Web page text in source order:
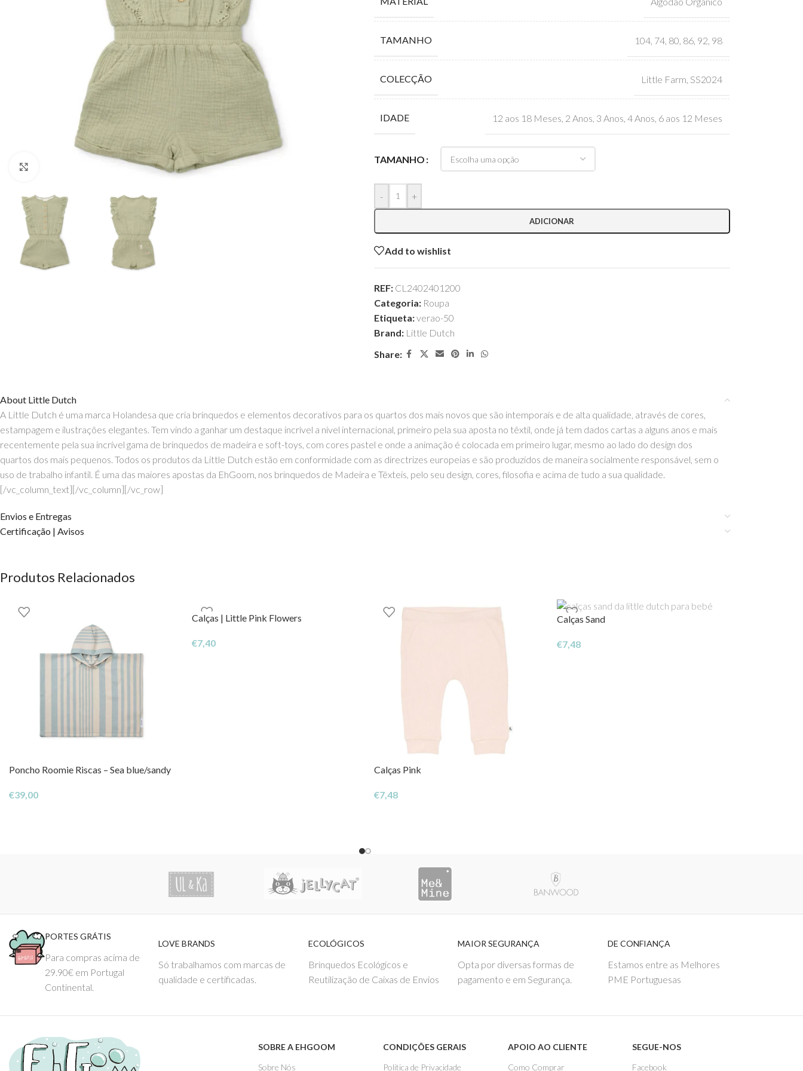
TAMANHO 104, 74, 80 86, 92 98
COLECÇÃO Little Farm SS2024
IDADE 12 aos 18 Meses 2 Anos 3 Anos 4 Anos 6 aos 12 Meses
TAMANHO
- +
ADICIONAR
Add to wishlist
REF: CL2402401200
Categoria: Roupa
Etiqueta:verao-50
Brand: Little Dutch
Share:
About Little Dutch
A Little Dutch é uma marca Holandesa que cria brinquedos e elementos decorativos para os quartos dos mais novos que são intemporais e de alta qualidade, através de cores,
estampagem e ilustrações elegantes. Tem vindo a ganhar um destaque incrível a nível internacional, primeiro pela sua aposta no têxtil, onde já tem dados cartas a alguns anos e mais
recentemente pela sua incrível gama de brinquedos de madeira e soft-toys, com cores pastel e onde a animação é colocada em primeiro lugar, mesmo ao lado do design dos
quartos dos mais pequenos. Todos os produtos da Little Dutch estão em conformidade com as directrizes europeias e são produzidos de maneira socialmente responsável, sem o
uso de trabalho infantil. É uma das maiores apostas da EhGoom, nos brinquedos de Madeira e Têxteis, pelo seu design, cores, filosofia e acima de tudo a sua qualidade.
[/vc_column_text][/vc_column][/vc_row]
Envios e Entregas
Certificação | Avisos
Produtos Relacionados
Poncho Roomie Riscas – Sea blue/sandy
€39,00
Calças | Little Pink Flowers
€7,40
Calças Pink
€7,48
Calças Sand
€7,48
PORTES GRÁTIS
Para compras acima de
29.90€ em Portugal
Continental.
LOVE BRANDS
Só trabalhamos com marcas de
qualidade e certificadas.
ECOLÓGICOS
Brinquedos Ecológicos e
Reutilização de Caixas de Envios
MAIOR SEGURANÇA
Opta por diversas formas de
pagamento e em Segurança.
DE CONFIANÇA
Estamos entre as Melhores
PME Portuguesas
SOBRE A EHGOOM
Sobre Nós
CONDIÇÕES GERAIS
Politica de Privacidade
APOIO AO CLIENTE
Como Comprar
SEGUE-NOS
Facebook